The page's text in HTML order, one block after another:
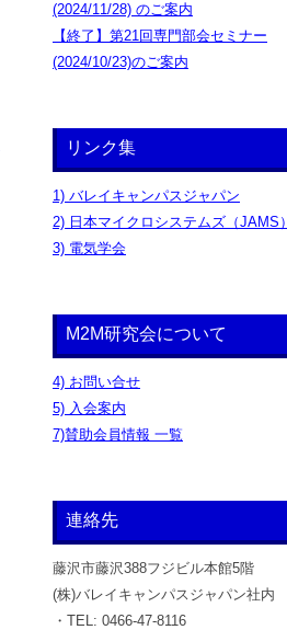
(2024/11/28) のご案内
【終了】第21回専門部会セミナー
(2024/10/23)のご案内
リンク集
1) バレイキャンパスジャパン
2) 日本マイクロシステムズ（JAMS）
3) 電気学会
M2M研究会について
4) お問い合せ
5) 入会案内
7)賛助会員情報 一覧
連絡先
藤沢市藤沢388フジビル本館5階
(株)バレイキャンパスジャパン社内
・TEL: 0466-47-8116